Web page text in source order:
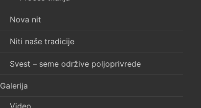
Nova nit
Niti naše tradicije
Svest – seme održive poljoprivrede
Galerija
Video